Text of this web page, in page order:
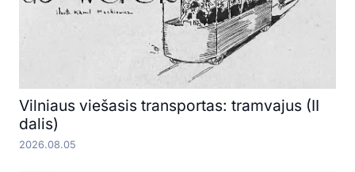
Vilniaus viešasis transportas: tramvajus (II
dalis)
2026.08.05